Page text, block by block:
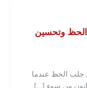
وتحسين
جلب الحظ عندما
من سوء […]